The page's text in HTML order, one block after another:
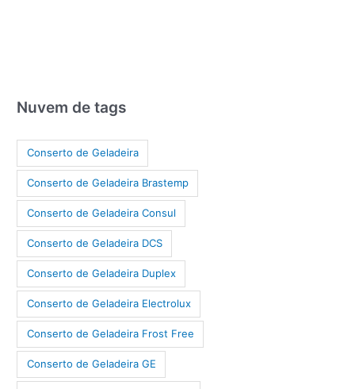
Nuvem de tags
Conserto de Geladeira
Conserto de Geladeira Brastemp
Conserto de Geladeira Consul
Conserto de Geladeira DCS
Conserto de Geladeira Duplex
Conserto de Geladeira Electrolux
Conserto de Geladeira Frost Free
Conserto de Geladeira GE